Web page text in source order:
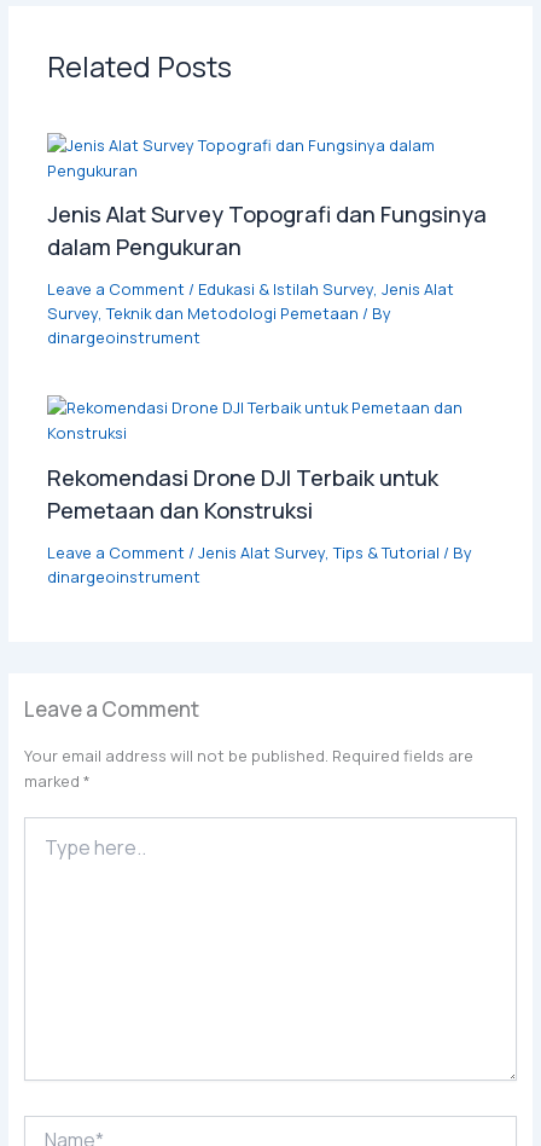
Related Posts
Jenis Alat Survey Topografi dan Fungsinya
dalam Pengukuran
Leave a Comment/ Edukasi & Istilah Survey, Jenis Alat
Survey,Teknik dan Metodologi Pemetaan / By
dinargeoinstrument
Rekomendasi Drone DJI Terbaik untuk
Pemetaan dan Konstruksi
Leave a Comment/ Jenis Alat Survey,Tips & Tutorial / By
dinargeoinstrument
Leave a Comment
Your email address will not be published. Required fields are
marked *
here..